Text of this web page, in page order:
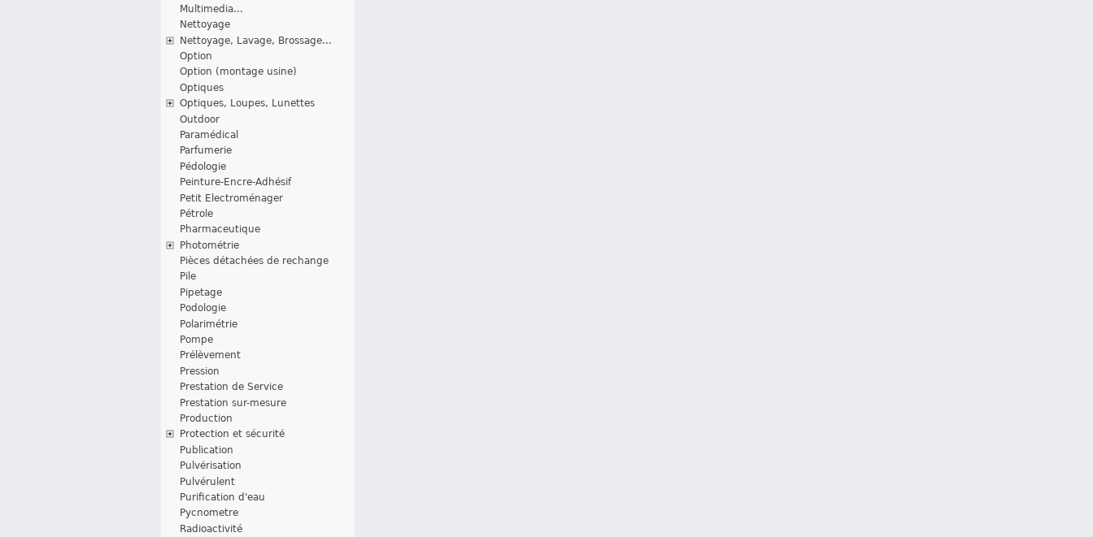
Multimedia...
Nettoyage
Nettoyage, Lavage, Brossage...
Option
Option (montage usine)
Optiques
Optiques, Loupes, Lunettes
Outdoor
Paramédical
Parfumerie
Pédologie
Peinture-Encre-Adhésif
Petit Electroménager
Pétrole
Pharmaceutique
Photométrie
Pièces détachées de rechange
Pile
Pipetage
Podologie
Polarimétrie
Pompe
Prélèvement
Pression
Prestation de Service
Prestation sur-mesure
Production
Protection et sécurité
Publication
Pulvérisation
Pulvérulent
Purification d'eau
Pycnometre
Radioactivité